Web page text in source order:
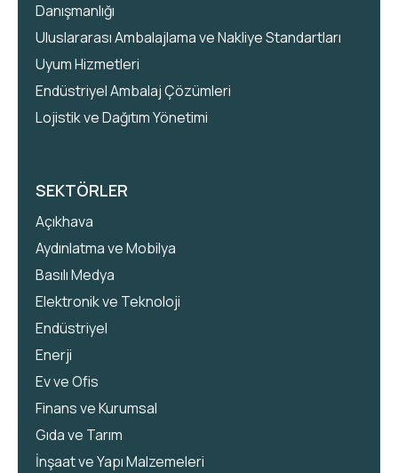
Danışmanlığı
Uluslararası Ambalajlama ve Nakliye Standartları
Uyum Hizmetleri
Endüstriyel Ambalaj Çözümleri
Lojistik ve Dağıtım Yönetimi
SEKTÖRLER
Açıkhava
Aydınlatma ve Mobilya
Basılı Medya
Elektronik ve Teknoloji
Endüstriyel
Enerji
Ev ve Ofis
Finans ve Kurumsal
Gıda ve Tarım
İnşaat ve Yapı Malzemeleri